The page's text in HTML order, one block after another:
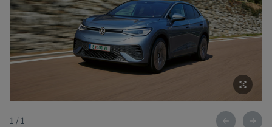
1 / 1